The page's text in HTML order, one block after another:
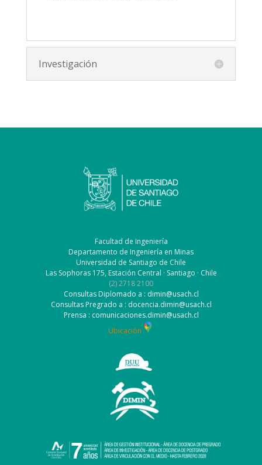
Investigación
Facultad de Ingeniería
Departamento de Ingeniería en Minas
Universidad de Santiago de Chile
Las Sophoras 175, Estación Central · Santiago · Chile
(2) 2718 2100
Consultas Diplomado a : dimin@usach.cl
Consultas Pregrado a : docencia.dimin@usach.cl
Prensa : comunicaciones.dimin@usach.cl
Ubicación